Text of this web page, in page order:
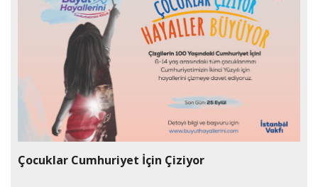
Çocuklar Cumhuriyet İçin Çiziyor